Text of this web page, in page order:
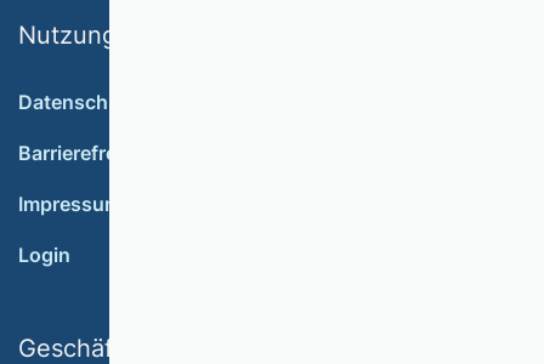
Nutzungsbedingungen
Datenschutz
Barrierefreiheit
Impressum
Login
Geschäftsstelle